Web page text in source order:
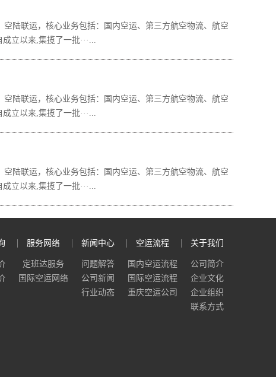
陆联运，核心业务包括：国内空运、第三方航空物流、航空
立以来,集揽了一批···...
陆联运，核心业务包括：国内空运、第三方航空物流、航空
立以来,集揽了一批···...
陆联运，核心业务包括：国内空运、第三方航空物流、航空
立以来,集揽了一批···...
服务网络
定班达服务
国际空运网络
新闻中心
问题解答
公司新闻
行业动态
空运流程
国内空运流程
国际空运流程
重庆空运公司
关于我们
公司简介
企业文化
企业组织
联系方式